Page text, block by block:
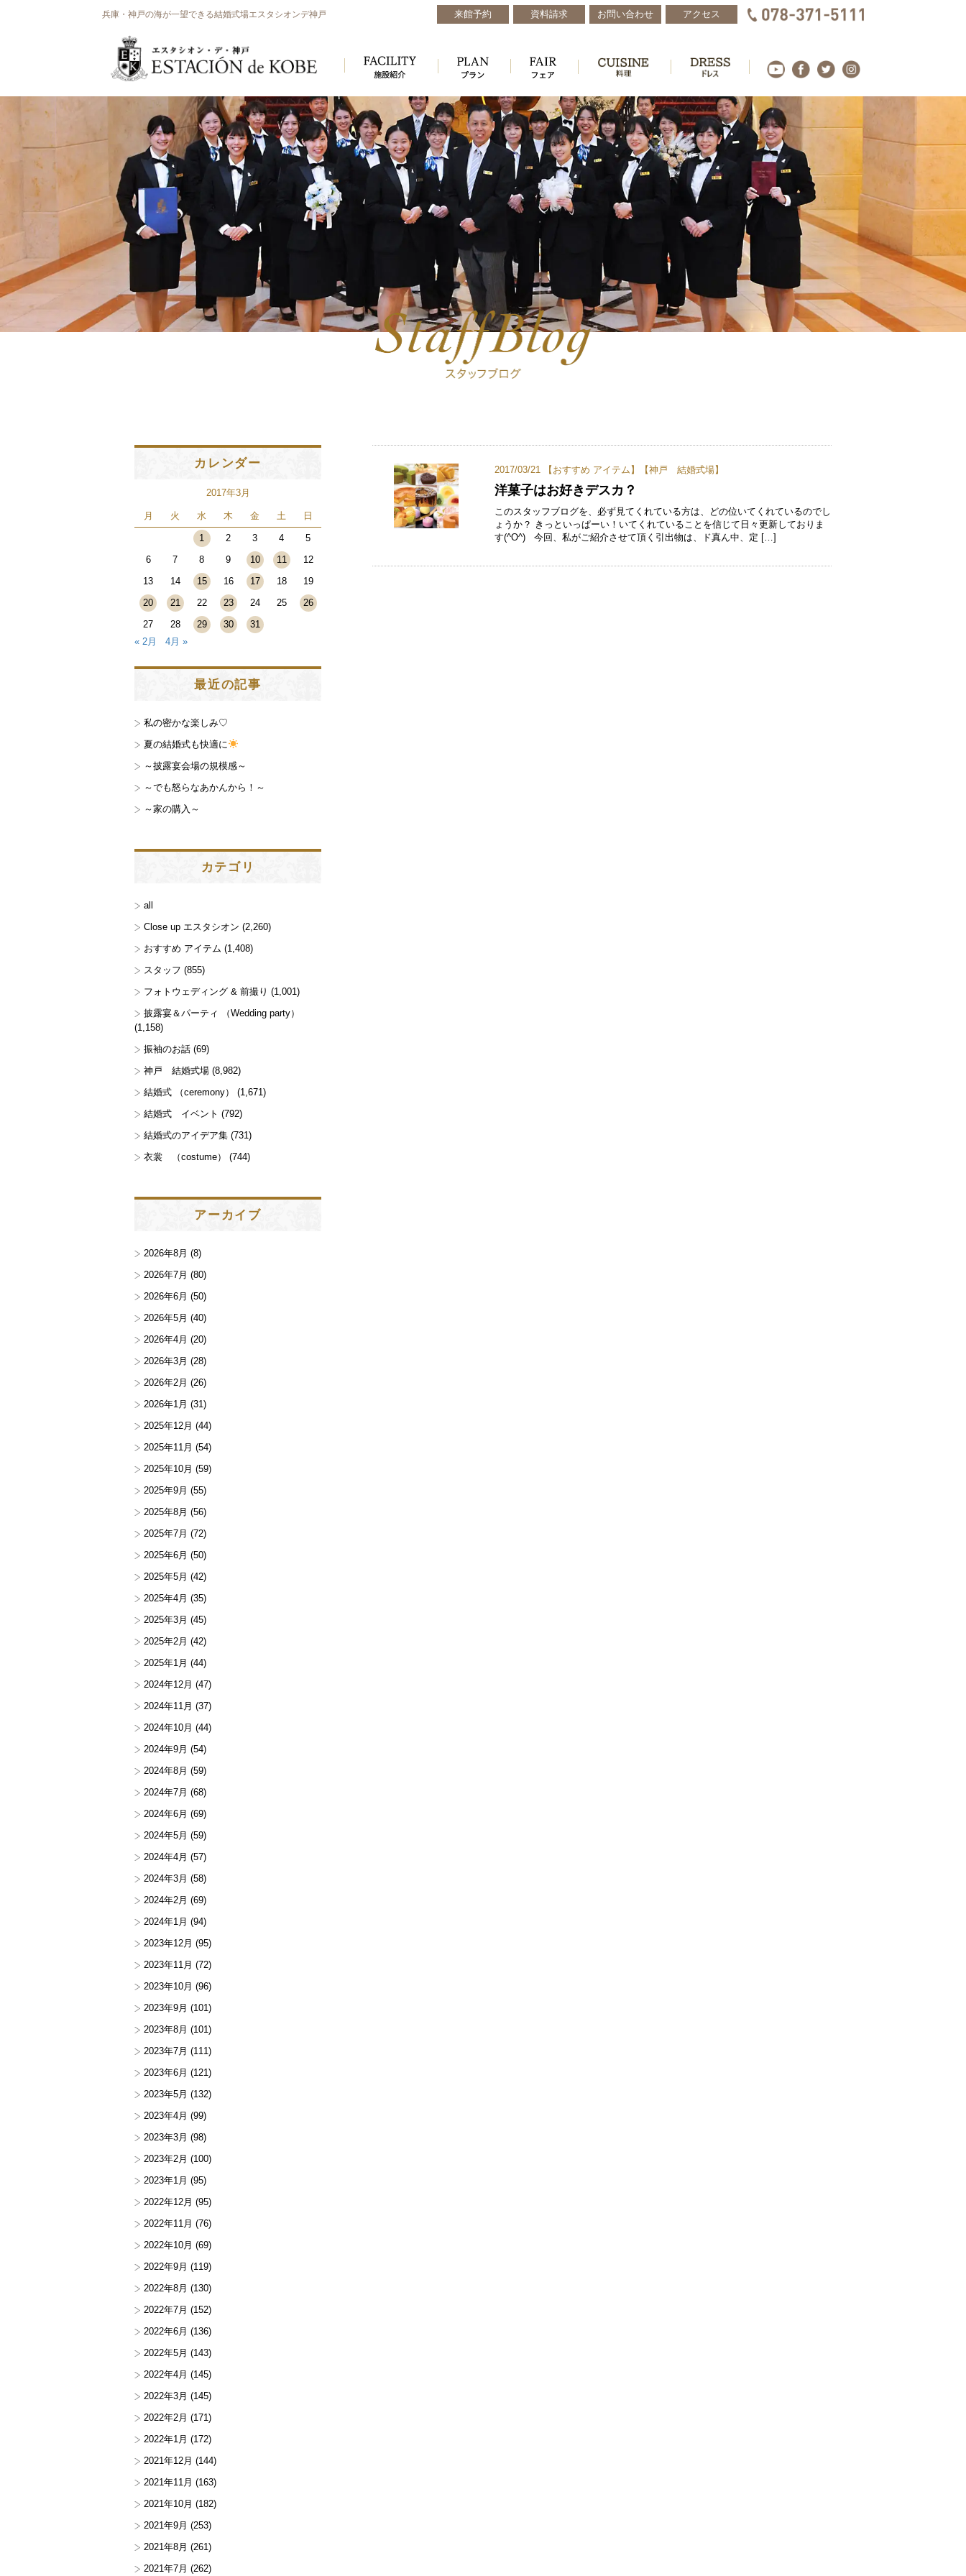
兵庫・神戸の海が一望できる結婚式場エスタシオンデ神戸 来館予約 資料請求 お問い合わせ アクセス
2017/03/21 【おすすめ アイテム】【神戸 結婚式場】
洋菓子はお好きデスカ？
このスタッフブログを、必ず見てくれている方は、どの位いてくれているのでし
ょうか？ きっといっぱーい！いてくれていることを信じて日々更新しておりま
す(^O^) 今回、私がご紹介させて頂く引出物は、ド真ん中、定 […]
カレンダー
2017年3月
月 火 水 木 金 土 日
1 2 3 4
5
6
7 8 9 10 11
12
13
14 15 16 17 18
19
20
21 22 23 24 25
26
27
28 29 30
31
« 2月
4月 »
最近の記事
私の密かな楽しみ♡
夏の結婚式も快適に
～披露宴会場の規模感～
～でも怒らなあかんから！～
～家の購入～
カテゴリ
all
Close up エスタシオン (2,260)
おすすめ アイテム (1,408)
スタッフ (855)
フォトウェディング & 前撮り (1,001)
披露宴＆パーティ （Wedding party）
(1,158)
振袖のお話 (69)
神戸 結婚式場 (8,982)
結婚式 （ceremony）
(1,671)
結婚式 イベント (792)
結婚式のアイデア集 (731)
衣裳 （costume）
(744)
アーカイブ
2026年8月 (8)
2026年7月 (80)
2026年6月 (50)
2026年5月 (40)
2026年4月 (20)
2026年3月 (28)
2026年2月 (26)
2026年1月 (31)
2025年12月 (44)
2025年11月 (54)
2025年10月 (59)
2025年9月 (55)
2025年8月 (56)
2025年7月 (72)
2025年6月 (50)
2025年5月 (42)
2025年4月 (35)
2025年3月 (45)
2025年2月 (42)
2025年1月 (44)
2024年12月 (47)
2024年11月 (37)
2024年10月 (44)
2024年9月 (54)
2024年8月 (59)
2024年7月 (68)
2024年6月 (69)
2024年5月 (59)
2024年4月 (57)
2024年3月 (58)
2024年2月 (69)
2024年1月 (94)
2023年12月 (95)
2023年11月 (72)
2023年10月 (96)
2023年9月 (101)
2023年8月 (101)
2023年7月 (111)
2023年6月 (121)
2023年5月 (132)
2023年4月 (99)
2023年3月 (98)
2023年2月 (100)
2023年1月 (95)
2022年12月 (95)
2022年11月 (76)
2022年10月 (69)
2022年9月 (119)
2022年8月 (130)
2022年7月 (152)
2022年6月 (136)
2022年5月 (143)
2022年4月 (145)
2022年3月 (145)
2022年2月 (171)
2022年1月 (172)
2021年12月 (144)
2021年11月 (163)
2021年10月 (182)
2021年9月 (253)
2021年8月 (261)
2021年7月 (262)